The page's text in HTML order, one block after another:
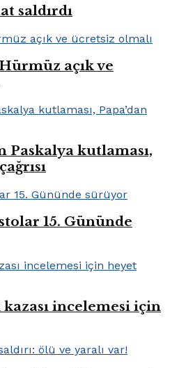
saldırdı
açık ve
kutlaması,
15. Gününde
kazası incelemesi için